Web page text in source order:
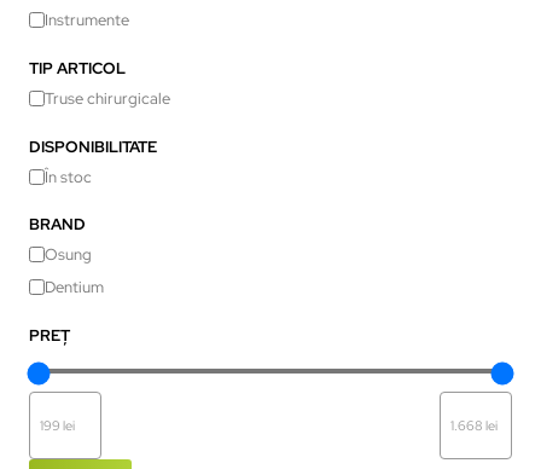
Instrumente
TIP ARTICOL
Truse chirurgicale
DISPONIBILITATE
În stoc
BRAND
Osung
Dentium
PREȚ